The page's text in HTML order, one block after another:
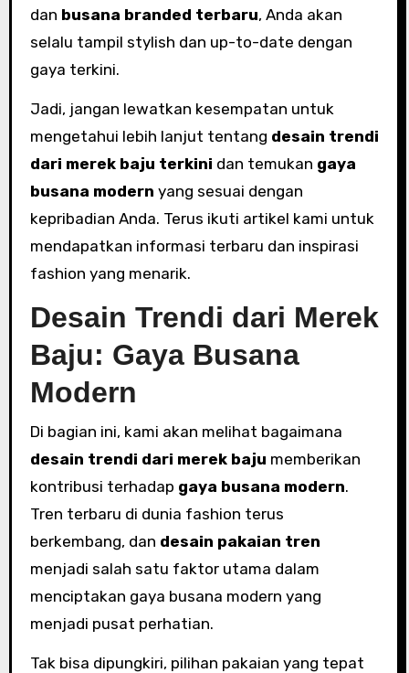
dan busana branded terbaru, Anda akan
selalu tampil stylish dan up-to-date dengan
gaya terkini.
Jadi, jangan lewatkan kesempatan untuk
mengetahui lebih lanjut tentang desain trendi
dari merek baju terkini dan temukan gaya
busana modern yang sesuai dengan
kepribadian Anda. Terus ikuti artikel kami untuk
mendapatkan informasi terbaru dan inspirasi
fashion yang menarik.
Desain Trendi dari Merek
Baju: Gaya Busana
Modern
Di bagian ini, kami akan melihat bagaimana
desain trendi dari merek baju memberikan
kontribusi terhadap gaya busana modern.
Tren terbaru di dunia fashion terus
berkembang, dan desain pakaian tren
menjadi salah satu faktor utama dalam
menciptakan gaya busana modern yang
menjadi pusat perhatian.
Tak bisa dipungkiri, pilihan pakaian yang tepat